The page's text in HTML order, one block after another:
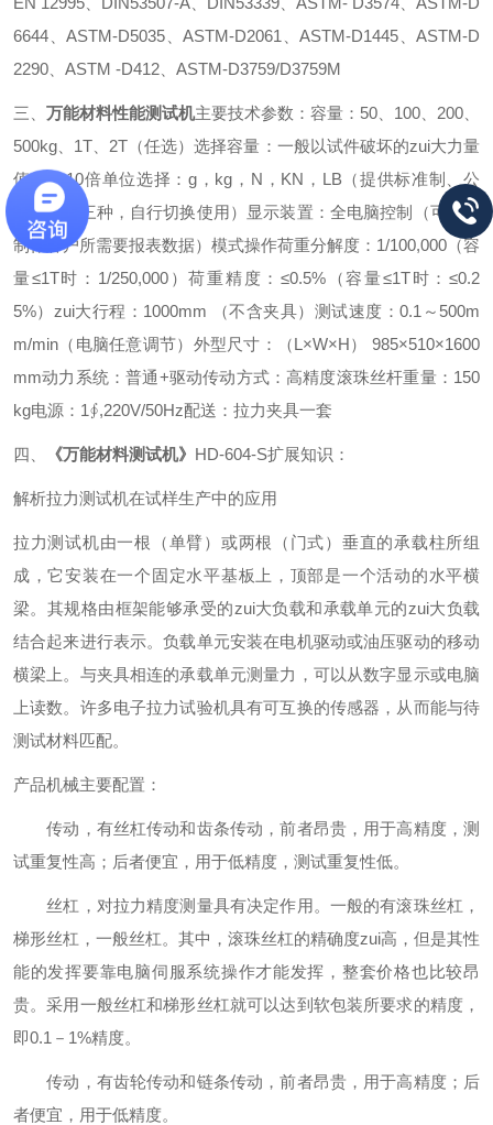
6644、ASTM-D5035、ASTM-D2061、ASTM-D1445、ASTM-D
2290、ASTM -D412、ASTM-D3759/D3759M
三、 万能材料性能测试机主要技术参数： 容量：50、100、200、
500kg、1T、2T（任选）选择容量：一般以试件破坏的zui大力量
值约3~10倍单位选择：g，kg，N，KN，LB（提供标准制、公
制、英制三种，自行切换使用）
显示装置：全电脑控制（可任意
制作客户所需要报表数据） 模式操作荷重分解度：1/100,000（容
量≤1T时：1/250,000）荷重精度：≤0.5%（容量≤1T时：≤0.2
5%） zui大行程：1000mm （不含夹具） 测试速度：0.1～500m
m/min（电脑任意调节） 外型尺寸：（L×W×H） 985×510×1600
mm动力系统：普通+驱动传动方式：高精度滚珠丝杆重量：150
kg电源：1∮,220V/50Hz配送：拉力夹具一套
四、 《万能材料测试机》 HD-604-S扩展知识：
解析拉力测试机在试样生产中的应用
拉力测试机由一根（单臂）或两根（门式）垂直的承载柱所组
成，它安装在一个固定水平基板上，顶部是一个活动的水平横
梁。其规格由框架能够承受的zui大负载和承载单元的zui大负载
结合起来进行表示。负载单元安装在电机驱动或油压驱动的移动
横梁上。与夹具相连的承载单元测量力，可以从数字显示或电脑
上读数。许多电子拉力试验机具有可互换的传感器，从而能与待
测试材料匹配。
产品机械主要配置：
传动，有丝杠传动和齿条传动，前者昂贵，用于高精度，测
试重复性高；后者便宜，用于低精度，测试重复性低。
丝杠，对拉力精度测量具有决定作用。一般的有滚珠丝杠，
梯形丝杠，一般丝杠。其中，滚珠丝杠的精确度zui高，但是其性
能的发挥要靠电脑伺服系统操作才能发挥，整套价格也比较昂
贵。采用一般丝杠和梯形丝杠就可以达到软包装所要求的精度，
即0.1－1%精度。
传动，有齿轮传动和链条传动，前者昂贵，用于高精度；后
者便宜，用于低精度。